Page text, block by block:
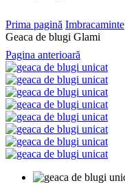
Prima pagină Imbracaminte
Geaca de blugi Glami
Pagina anterioară